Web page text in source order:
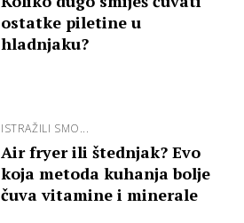
ostatke piletine u
hladnjaku?
ISTRAŽILI SMO...
Air fryer ili štednjak? Evo
koja metoda kuhanja bolje
čuva vitamine i minerale